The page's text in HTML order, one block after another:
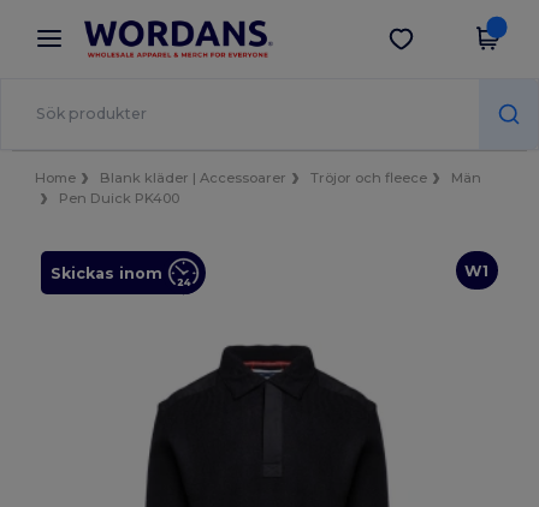
× Wordans-app
Bättre priser i appen!
Hämta app
Home Blank kläder | Accessoarer Tröjor och fleece
Män
Pen Duick PK400
W1
Skickas inom